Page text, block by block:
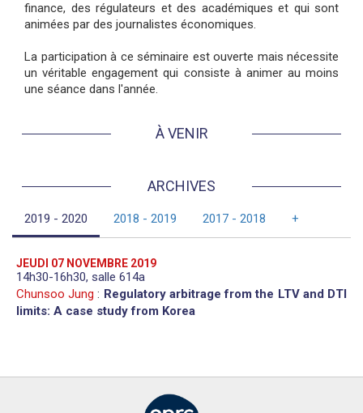
finance, des régulateurs et des académiques et qui sont
animées par des journalistes économiques.
La participation à ce séminaire est ouverte mais nécessite
un véritable engagement qui consiste à animer au moins
une séance dans l'année.
À VENIR
ARCHIVES
2019 - 2020 2018 - 2019 2017 - 2018 +
JEUDI 07 NOVEMBRE 2019
14h30-16h30, salle 614a
Chunsoo Jung : Regulatory arbitrage from the LTV and DTI
limits: A case study from Korea